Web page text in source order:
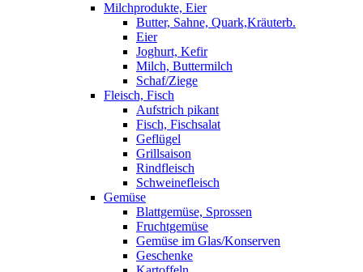
Milchprodukte, Eier
Butter, Sahne, Quark,Kräuterb.
Eier
Joghurt, Kefir
Milch, Buttermilch
Schaf/Ziege
Fleisch, Fisch
Aufstrich pikant
Fisch, Fischsalat
Geflügel
Grillsaison
Rindfleisch
Schweinefleisch
Gemüse
Blattgemüse, Sprossen
Fruchtgemüse
Gemüse im Glas/Konserven
Geschenke